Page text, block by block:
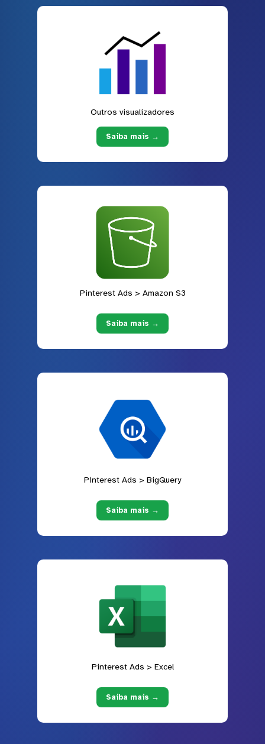
Outros visualizadores
Saiba mais →
Pinterest Ads > Amazon S3
Saiba mais →
Pinterest Ads > BigQuery
Saiba mais →
Pinterest Ads > Excel
Saiba mais →